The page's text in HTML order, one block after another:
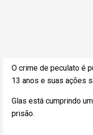
O crime de peculato é
13 anos e suas ações
Glas está cumprindo
prisão.